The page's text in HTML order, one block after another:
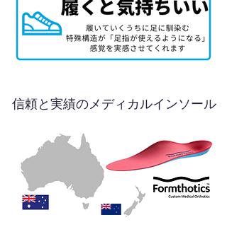
信頼と実績のメディカルインソール